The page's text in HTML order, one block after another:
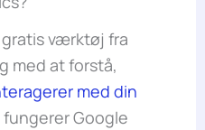
værktøj fra
med at forstå,
med din
fungerer Google